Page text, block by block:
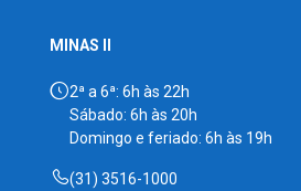
MINAS II
2ª a 6ª: 6h às 22h
Sábado: 6h às 20h
Domingo e feriado: 6h às 19h
(31) 3516-1000